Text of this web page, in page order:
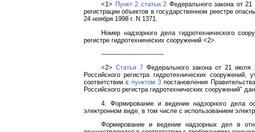
<1> Пункт 2 статьи 2 Федерального закона от
регистрации объектов в государственном реестре
24 ноября 1998 г. N 1371.
Номер надзорного дела гидротехнического
регистре гидротехнических сооружений <2>.
--------------------------------
<2>Статья 7 Федерального закона от 21 июля
Российского регистра гидротехнических
соответствии с пунктом 3 постановления
Российского регистра гидротехнических сооружений"
4. Формирование и ведение надзорного дела
электронном виде, в том числе с использованием
Формирование и ведение надзорных дел в